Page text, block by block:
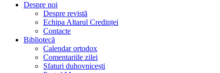
Despre noi
Despre revistă
Echipa Altarul Credinței
Contacte
Bibliotecă
Calendar ortodox
Comentariile zilei
Sfaturi duhovnicești